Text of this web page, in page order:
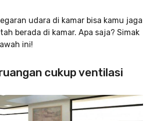
udara di kamar bisa kamu jaga
berada di kamar. Apa saja? Simak
ini!
cukup ventilasi